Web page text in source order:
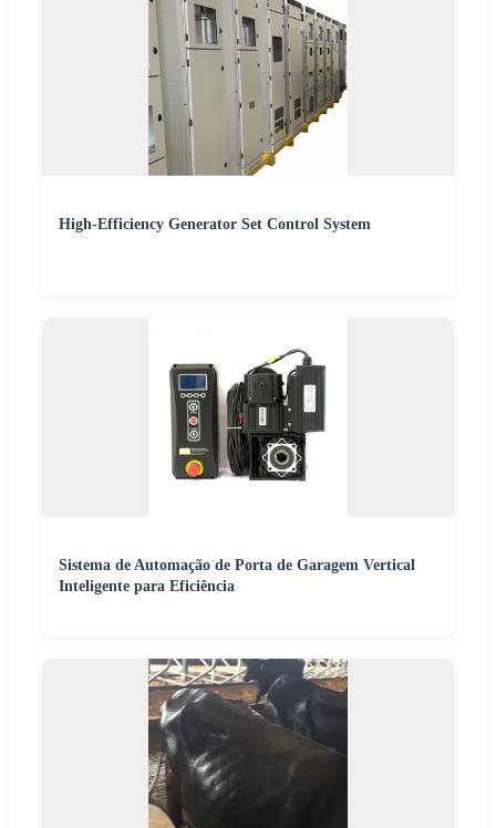
High-Efficiency Generator Set Control System
Sistema de Automação de Porta de Garagem Vertical
Inteligente para Eficiência